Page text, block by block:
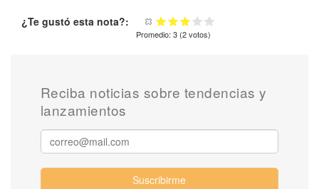
¿Te gustó esta nota?:
Promedio: 3 (2votos)
Reciba noticias sobre tendencias y
lanzamientos
Suscribirme